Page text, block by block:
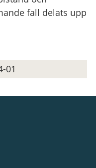
fall delats upp
01